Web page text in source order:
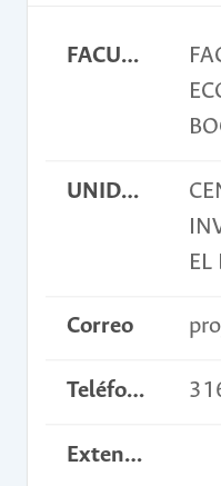
FACULTAD
UNIDAD ACADÉMICA BÁSICA
EL
Correo
Teléfono
Extensión